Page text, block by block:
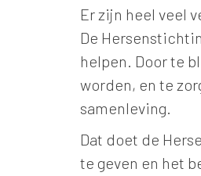
Er zijn heel veel
De
helpen. Door te
worden, en te
samenleving.
Dat doet de
te geven en het